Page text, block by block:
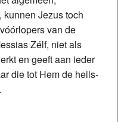
Jezus toch
van de
Zélf, niet als
en geeft aan ieder
die tot Hem de heils-